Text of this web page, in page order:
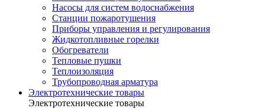
Насосы для систем водоснабжения
Станции пожаротушения
Приборы управления и регулирования
Жидкотопливные горелки
Обогреватели
Тепловые пушки
Теплоизоляция
Трубопроводная арматура
Электротехнические товары
Электротехнические товары